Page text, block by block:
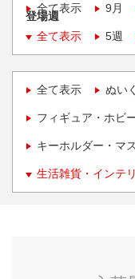
全て表示
9月
登場週
全て表示
5週
全て表示 ぬい
フィギュア・ホビ
キーホルダー・マ
生活雑貨・インテ